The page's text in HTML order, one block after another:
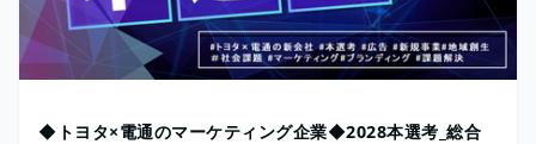
◆トヨタ×電通のマーケティング企業◆2028本選考_総合